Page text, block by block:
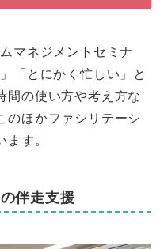
マネジメントセミナ
」「とにかく忙しい」と
間の使い方や考え方な
のほかファシリテーシ
す。
伴走支援